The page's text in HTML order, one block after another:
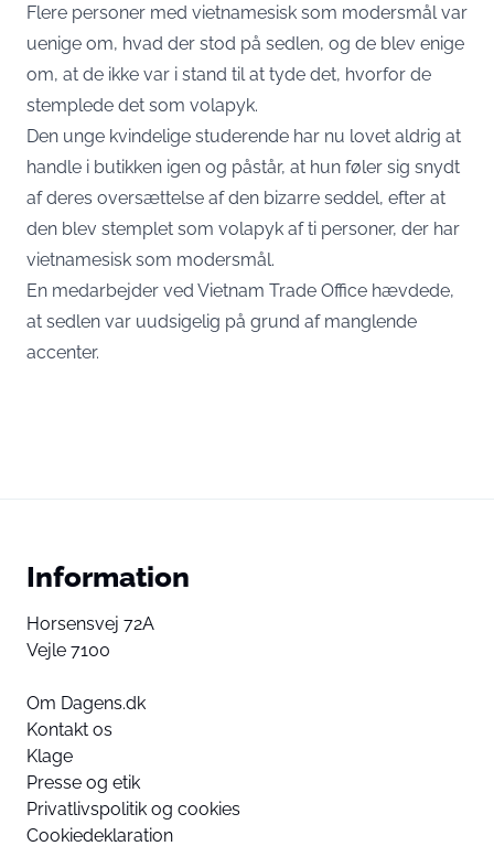
Flere personer med vietnamesisk som modersmål var
uenige om, hvad der stod på sedlen, og de blev enige
om, at de ikke var i stand til at tyde det, hvorfor de
stemplede det som volapyk.
Den unge kvindelige studerende har nu lovet aldrig at
handle i butikken igen og påstår, at hun føler sig snydt
af deres oversættelse af den bizarre seddel, efter at
den blev stemplet som volapyk af ti personer, der har
vietnamesisk som modersmål.
En medarbejder ved Vietnam Trade Office hævdede,
at sedlen var uudsigelig på grund af manglende
accenter.
Information
Horsensvej 72A
Vejle 7100
Om Dagens.dk
Kontakt os
Klage
Presse og etik
Privatlivspolitik og cookies
Cookiedeklaration